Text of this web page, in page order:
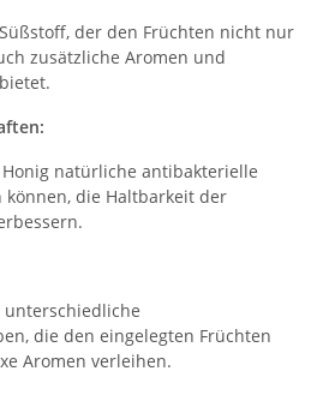
der den Früchten nicht nur
zusätzliche Aromen und
natürliche antibakterielle
können, die Haltbarkeit der
unterschiedliche
die den eingelegten Früchten
Aromen verleihen.